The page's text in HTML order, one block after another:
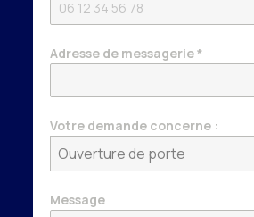
Adresse de messagerie*
Votre demande concerne :
Ouverture de porte
Message